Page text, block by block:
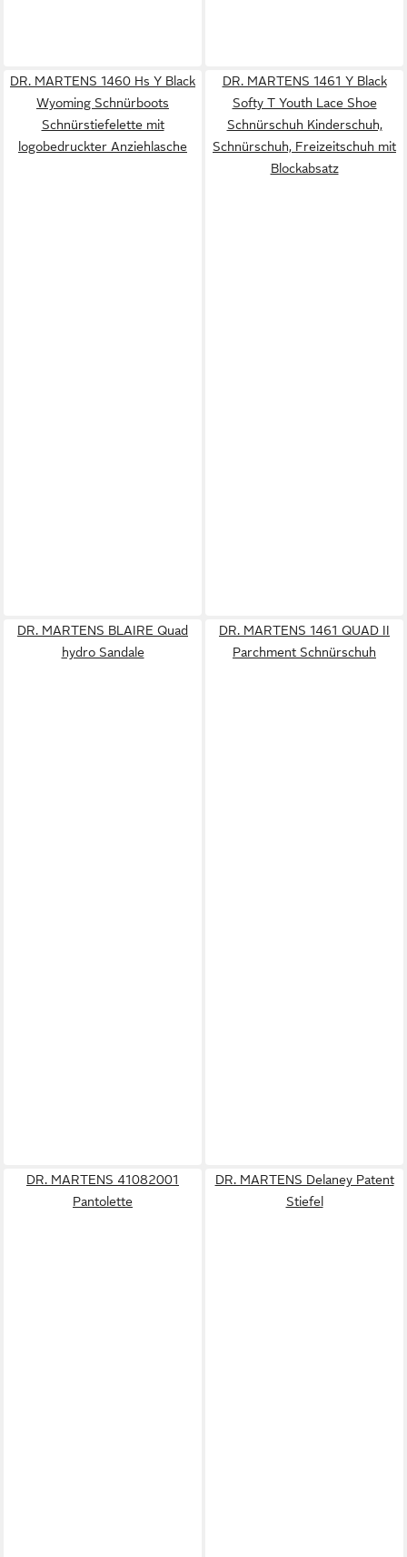
DR. MARTENS 1460 Hs Y Black
Wyoming Schnürboots
Schnürstiefelette mit
logobedruckter Anziehlasche
DR. MARTENS 1461 Y Black
Softy T Youth Lace Shoe
Schnürschuh Kinderschuh,
Schnürschuh, Freizeitschuh mit
Blockabsatz
DR. MARTENS BLAIRE Quad
hydro Sandale
DR. MARTENS 1461 QUAD II
Parchment Schnürschuh
DR. MARTENS 41082001
Pantolette
DR. MARTENS Delaney Patent
Stiefel